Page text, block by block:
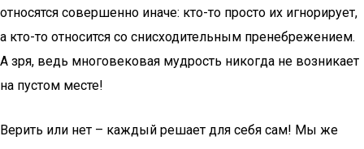
относятся совершенно иначе: кто-то просто их игнорирует,
а кто-то относится со снисходительным пренебрежением.
А зря, ведь многовековая мудрость никогда не возникает
на пустом месте!
Верить или нет – каждый решает для себя сам! Мы же